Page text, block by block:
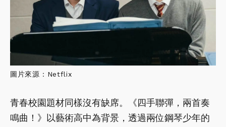
圖片來源：Netflix
青春校園題材同樣沒有缺席。《四手聯彈，兩首奏
鳴曲！》以藝術高中為背景，透過兩位鋼琴少年的